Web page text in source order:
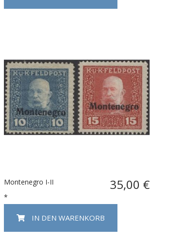
Montenegro I-II 35,00 €
*
IN DEN WARENKORB